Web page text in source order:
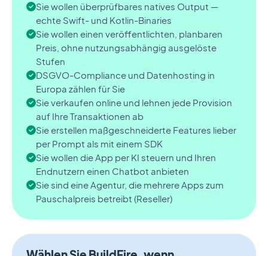
Sie wollen überprüfbares natives Output —
echte Swift- und Kotlin-Binaries
Sie wollen einen veröffentlichten, planbaren
Preis, ohne nutzungsabhängig ausgelöste
Stufen
DSGVO-Compliance und Datenhosting in
Europa zählen für Sie
Sie verkaufen online und lehnen jede Provision
auf Ihre Transaktionen ab
Sie erstellen maßgeschneiderte Features lieber
per Prompt als mit einem SDK
Sie wollen die App per KI steuern und Ihren
Endnutzern einen Chatbot anbieten
Sie sind eine Agentur, die mehrere Apps zum
Pauschalpreis betreibt (Reseller)